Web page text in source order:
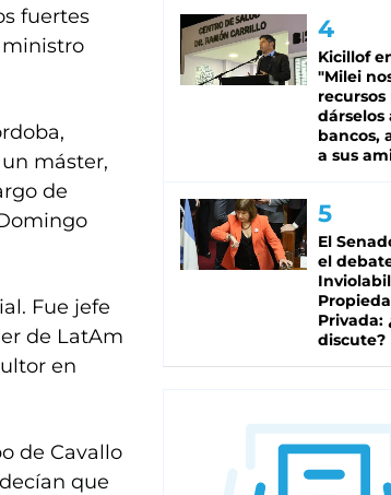
fuertes
ministro
máster,
de
Fue jefe
de LatAm
en
de Cavallo
que
Kicillof
"Milei
recursos
dárselos
bancos,
a sus
El
el
Privada:
discute?